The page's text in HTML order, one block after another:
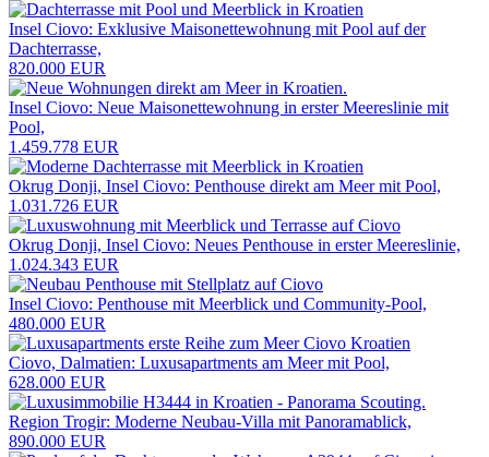
Insel Ciovo: Exklusive Maisonettewohnung mit Pool auf der
Dachterrasse,
820.000 EUR
Insel Ciovo: Neue Maisonettewohnung in erster Meereslinie mit
Pool,
1.459.778 EUR
Okrug Donji, Insel Ciovo: Penthouse direkt am Meer mit Pool,
1.031.726 EUR
Okrug Donji, Insel Ciovo: Neues Penthouse in erster Meereslinie,
1.024.343 EUR
Insel Ciovo: Penthouse mit Meerblick und Community-Pool,
480.000 EUR
Ciovo, Dalmatien: Luxusapartments am Meer mit Pool,
628.000 EUR
Region Trogir: Moderne Neubau-Villa mit Panoramablick,
890.000 EUR